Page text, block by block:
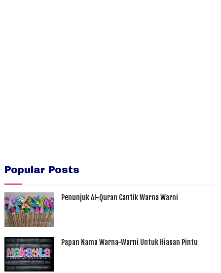
Popular Posts
Penunjuk Al-Quran Cantik Warna Warni
Papan Nama Warna-Warni Untuk Hiasan Pintu